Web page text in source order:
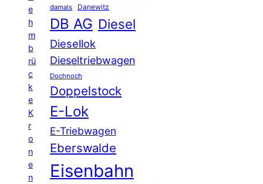
e
h
m
b
rü
c
k
e
K
r
o
n
e
n
damals Danewitz
DB AG Diesel
Diesellok
Dieseltriebwagen
Dochnoch
Doppelstock
E-Lok
E-Triebwagen
Eberswalde
Eisenbahn